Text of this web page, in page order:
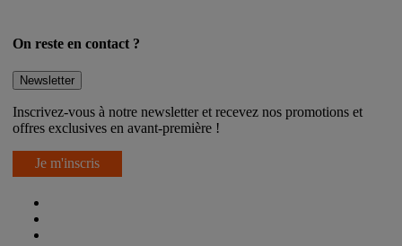
On reste en contact ?
Newsletter
Inscrivez-vous à notre newsletter et recevez nos promotions et
offres exclusives en avant-première !
Je m'inscris